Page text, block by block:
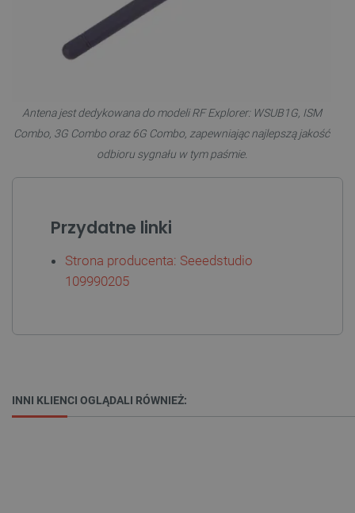
Antena jest dedykowana do modeli RF Explorer: WSUB1G, ISM
Combo, 3G Combo oraz 6G Combo, zapewniając najlepszą jakość
odbioru sygnału w tym paśmie.
Przydatne linki
Strona producenta: Seeedstudio
109990205
INNI KLIENCI OGLĄDALI RÓWNIEŻ:
Nazwa
PrestaShop-[abcdef0123456789]{32}
VISITOR_PRIVACY_METADATA
YouTube